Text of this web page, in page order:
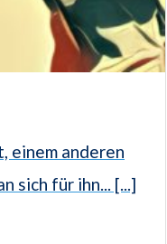
einem anderen
sich für ihn... [...]